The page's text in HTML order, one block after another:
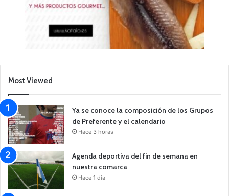
Most Viewed
Ya se conoce la composición de los Grupos
de Preferente y el calendario
Hace 3 horas
Agenda deportiva del fin de semana en
nuestra comarca
Hace 1 día